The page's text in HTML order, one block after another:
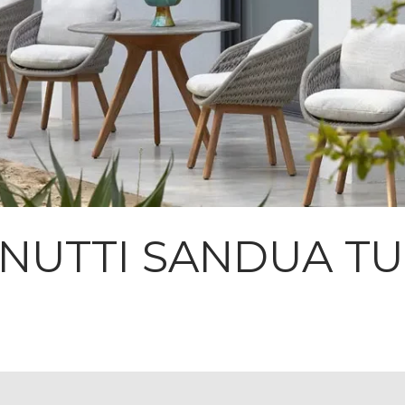
SANDUA